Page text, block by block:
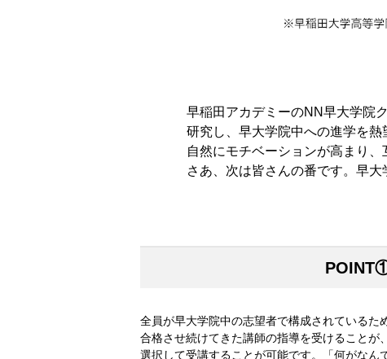
早稲田アカデミーのNN早大学院
研究し、早大学院中への進学を
自然にモチベーションが高まり
さあ、次は皆さんの番です。早
全員が早大学院中の志望者で構成されている
合格させ続けてきた講師の指導を受けること
選択して受講することが可能です。「何がなん